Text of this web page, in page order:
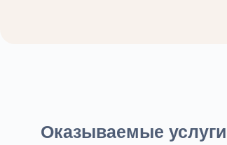
Оказываемые услуги